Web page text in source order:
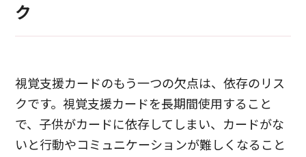
ク
視覚支援カードのもう一つの欠点は、依存のリス
クです。視覚支援カードを長期間使用すること
で、子供がカードに依存してしまい、カードがな
いと行動やコミュニケーションが難しくなること